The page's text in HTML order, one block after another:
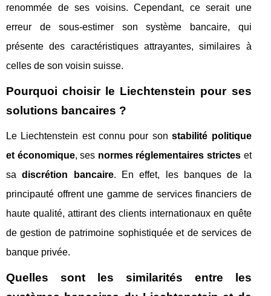
renommée de ses voisins. Cependant, ce serait une
erreur de sous-estimer son système bancaire, qui
présente des caractéristiques attrayantes, similaires à
celles de son voisin suisse.
Pourquoi choisir le Liechtenstein pour ses
solutions bancaires ?
Le Liechtenstein est connu pour sonstabilité politique
et économique, ses normes réglementaires strictes et
sadiscrétion bancaire. En effet, les banques de la
principauté offrent une gamme de services financiers de
haute qualité, attirant des clients internationaux en quête
de gestion de patrimoine sophistiquée et de services de
banque privée.
Quelles sont les similarités entre les